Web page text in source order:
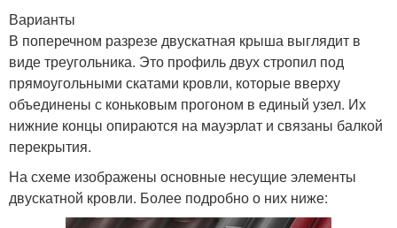
Крыши над эркером
Варианты
В поперечном разрезе двускатная крыша выглядит в
виде треугольника. Это профиль двух стропил под
прямоугольными скатами кровли, которые вверху
объединены с коньковым прогоном в единый узел. Их
нижние концы опираются на мауэрлат и связаны балкой
перекрытия.
На схеме изображены основные несущие элементы
двускатной кровли. Более подробно о них ниже: